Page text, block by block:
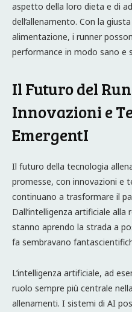
aspetto della loro dieta e di
dell’allenamento. Con la
alimentazione, i runner
performance in modo sano e
Il Futuro del
Innovazioni e
EmergentI
Il futuro della tecnologia
promesse, con innovazioni e
continuano a trasformare il
Dall’intelligenza artificiale
stanno aprendo la strada a
fa sembravano
L’intelligenza artificiale, ad
ruolo sempre più centrale
allenamenti. I sistemi di AI